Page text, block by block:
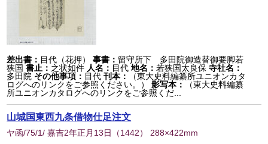
差出書： 目代（花押） 事書： 留守所下 多田院御造替御要脚若
狭国書止： 之状如件 人名： 目代 地名：若狭国太良保 寺社名：
多田院 その他事項： 目代刊本：
（東大史料編纂所ユニオンカタ
ログへのリンクをご参照ください。）
影写本：
（東大史料編纂
所ユニオンカタログへのリンクをご参照くだ...
山城国東西九条借物仕足注文
ヤ函/75/1/ 嘉吉2年正月13日 （1442） 288×422mm